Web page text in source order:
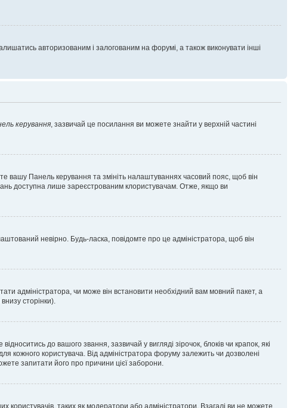
авторизованим і залогованим на форумі, а також виконувати інші
керування, зазвичай це посилання ви можете знайти у верхній частині
вашу Панель керування та змініть налаштуваннях часовий пояс, щоб він
доступна лише зареєстрованим клористувачам. Отже, якщо ви
невірно. Будь-ласка, повідомте про це адміністратора, щоб він
адміністратора, чи може він встановити необхідний вам мовний пакет, а
сторінки).
до вашого звання, зазвичай у вигляді зірочок, блоків чи крапок, які
кожного користувача. Від адміністратора форуму залежить чи дозволені
запитати його про причини цієї заборони.
користувачів, таких як модератори або адміністратори. Взагалі ви не можете